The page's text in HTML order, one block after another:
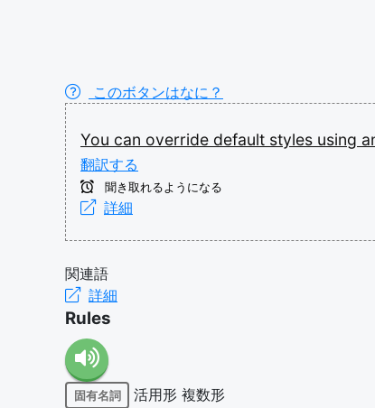
このボタンはなに？
You can override default styles using
翻訳する
聞き取れるようになる
詳細
関連語
詳細
Rules
固有名詞 活用形 複数形